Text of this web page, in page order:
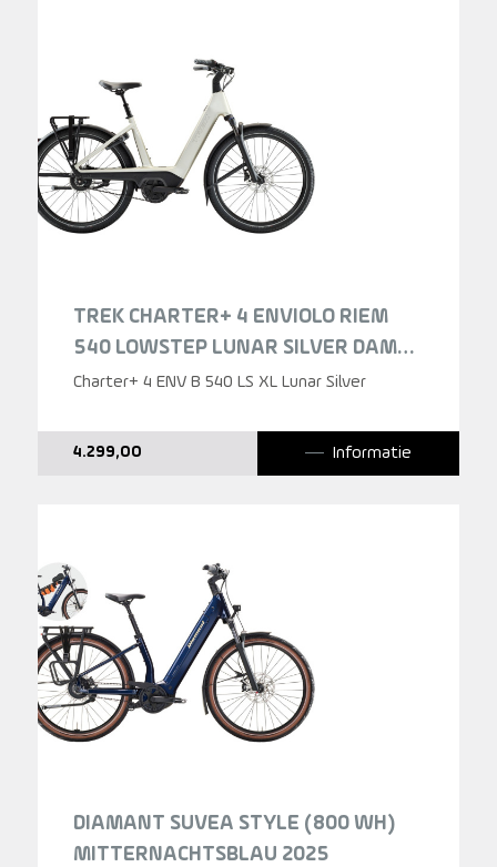
TREK CHARTER+ 4 ENVIOLO RIEM
540 LOWSTEP LUNAR SILVER DAMES
2026
Charter+ 4 ENV B 540 LS XL Lunar Silver
4.299,00 Informatie
DIAMANT SUVEA STYLE (800 WH)
MITTERNACHTSBLAU 2025